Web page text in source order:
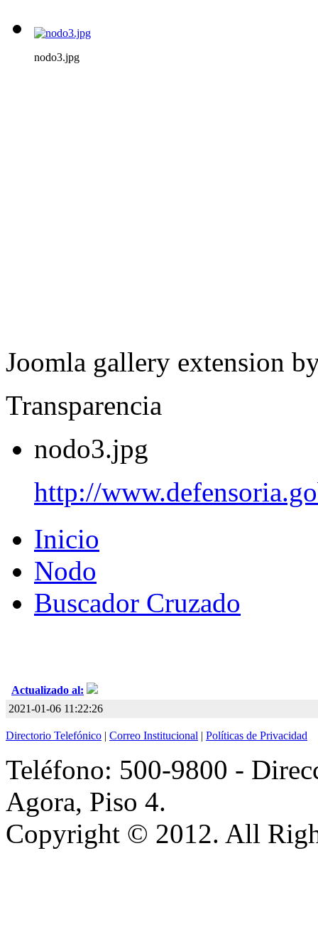
nodo3.jpg
Joomla gallery extension
Transparencia
nodo3.jpg
http://
Inicio
Nodo
Buscador Cruzado
Actualizado al:
2021-01-06 11:22:26
Directorio Telefónico | Correo Institucional | Políticas de Privacidad
Teléfono: 500-9800 -
Agora, Piso 4.
Copyright © 2012. All